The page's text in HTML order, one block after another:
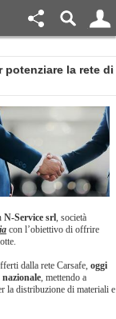
potenziare la rete di
N-Service srl, società
con l’obiettivo di offrire
dalla rete Carsafe, oggi
, mettendo a
la distribuzione di materiali e